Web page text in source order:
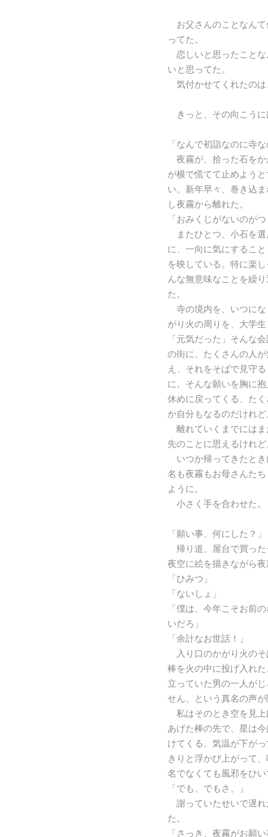
お父さんのことなんて
ってた。
恋しいと思ったことな
いと思ってた。
気付かせてくれたのは
きっと、その向こうに
「なんで初詣なのに寺
夜霧が、拾った石をか
が横で慌てて止めよう
い。新年早々、巻き込
し夜霧から離れた。
「おみくじがないのが
またひとつ、小石を選
に、一向に気にするこ
を映している。特に楽
んな無意味なことを繰
た。
寺の境内を、いつにな
がり火の周りを、大学
「元気だった」そんな
の街に、たくさんの人
え、それをそばで見守
に。そんな願いを胸に
休めに戻ってくる、た
か自分もなるのだけれど
離れていくまでにはま
先のことに思えるけれど
いつか帰ってきたとき
名も夜霧もお母さんた
ように。
小さく手を合わせた。
「願い事、何にした？」
帰り道、屋台で買った
夜空に絵を描きながら
「ひみつ」
「ないしょ」
「僕は、今年こそお前
いだろ」
「余計なお世話！」
入り口のかがり火のそ
棒を火の中に投げ入れ
立っていた男の一人が
せん、という真名の声
私はそのとき空を見上
あげた棒の先で、星は
けてくる。気温が下が
きりと浮かび上がって
名でなくても風邪をひ
「でも、でもさ、」
謝っていたせいで遅れ
た。
「さっき、夜霧がお願